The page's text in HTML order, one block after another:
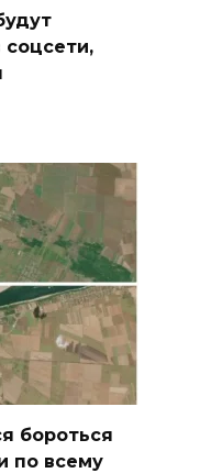
соцсети,
бороться
по всему